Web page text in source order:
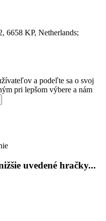
, 6658 KP, Netherlands;
a podeľte sa o svoj
pri lepšom výbere a nám
uvedené hračky...